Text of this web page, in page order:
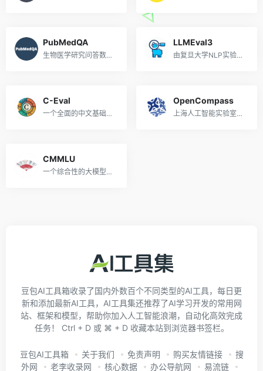
PubMedQA
生物医学研究问答数据集和模型得分排行榜
LLMEval3
由复旦大学NLP实验室推出的大模型评测基准
C-Eval
一个全面的中文基础模型评估套件
OpenCompass
上海人工智能实验室推出的大模型开放评测体系
CMMLU
一个综合性的大模型中文评估基准
豆包AI工具箱收录了国内外数百个不同类型的AI工具，每日更
新和添加最新AI工具，AI工具集还推荐了AI学习开发的常用网
站、框架和模型，帮助你加入人工智能浪潮，自动化高效完成
任务！ Ctrl + D 或 ⌘ + D 收藏本站到浏览器书签栏。
豆包AI工具箱 关于我们 免责声明 购买友情链接
搜
外网
老李收录网 核心数据 办公导航网 易流链